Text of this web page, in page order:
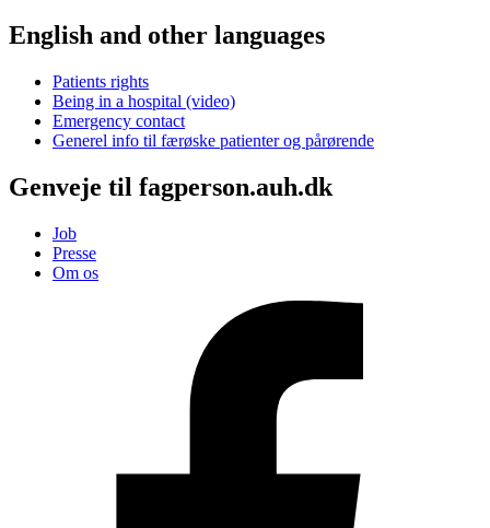
English and other languages
Patients rights
Being in a hospital (video)
Emergency contact
Generel info til færøske patienter og pårørende
Genveje til fagperson.auh.dk
Job
Presse
Om os